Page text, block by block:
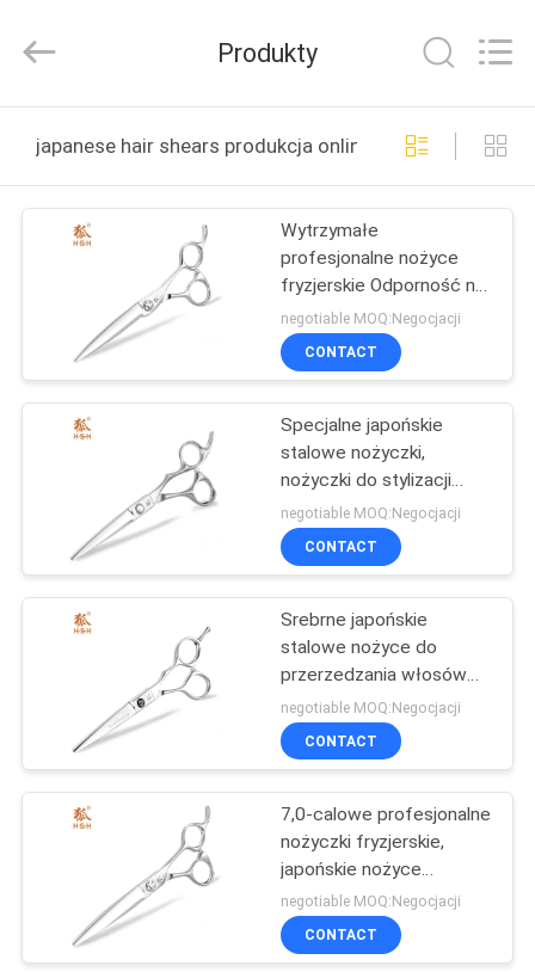
PRODUKTY
WYCIECZKA
KONTROLA
JAKOŚCI
SKONTAKTUJ
NAMI
POPROSIĆ
WYCENĘ
Scissors
Rights
Produkty
japanese hair shears produkcja online
Wytrzymałe
profesjonalne nożyce
fryzjerskie Odporność na
zużycie Precyzyjne
cięcie
negotiable MOQ:Negocjacji
CONTACT
Specjalne japońskie
stalowe nożyczki,
nożyczki do stylizacji
włosów Ostrze do ostrzy
negotiable MOQ:Negocjacji
CONTACT
Srebrne japońskie
stalowe nożyce do
przerzedzania włosów
Regulowane śruby UFO
negotiable MOQ:Negocjacji
CONTACT
7,0-calowe profesjonalne
nożyczki fryzjerskie,
japońskie nożyce
kobaltowe dla
praworęcznych
negotiable MOQ:Negocjacji
CONTACT